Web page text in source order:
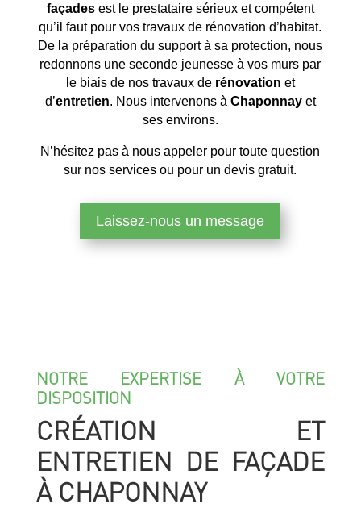
façadesest le prestataire sérieux et compétent
qu’il faut pour vos travaux de rénovation d’habitat.
De la préparation du support à sa protection, nous
redonnons une seconde jeunesse à vos murs par
le biais de nos travaux de rénovation et
d’entretien. Nous intervenons à Chaponnayet
ses environs.
N’hésitez pas à nous appeler pour toute question
sur nos services ou pour un devis gratuit.
Laissez-nous un message
NOTRE EXPERTISE À VOTRE
DISPOSITION
CRÉATION ET
ENTRETIEN DE FAÇADE
À CHAPONNAY